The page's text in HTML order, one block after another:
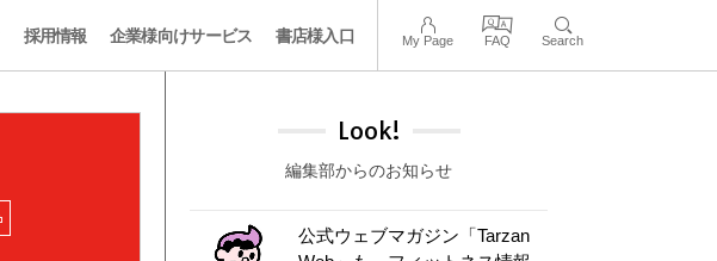
採用情報 企業様向けサービス 書店様入口 My Page FAQ Search
Look!
編集部からのお知らせ
公式ウェブマガジン「Tarzan